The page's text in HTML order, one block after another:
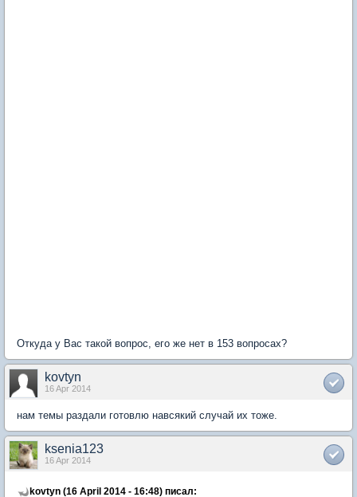
Откуда у Вас такой вопрос, его же нет в 153 вопросах?
kovtyn
16 Apr 2014
нам темы раздали готовлю навсякий случай их тоже.
ksenia123
16 Apr 2014
kovtyn (16 April 2014 - 16:48) писал: